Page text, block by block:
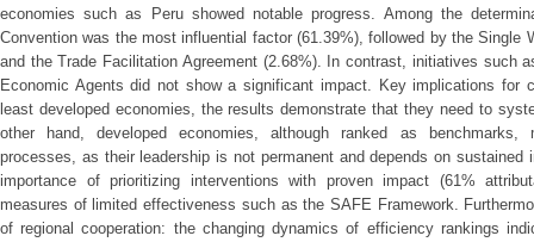
economies such as Peru showed notable progress. Among the
Convention was the most influential factor (61.39%), followed by the Single
and the Trade Facilitation Agreement (2.68%). In contrast, initiatives such
Economic Agents did not show a significant impact. Key implications for
least developed economies, the results demonstrate that they need to
other hand, developed economies, although ranked as benchmarks,
processes, as their leadership is not permanent and depends on sustained
importance of prioritizing interventions with proven impact (61%
measures of limited effectiveness such as the SAFE Framework.
of regional cooperation: the changing dynamics of efficiency rankings